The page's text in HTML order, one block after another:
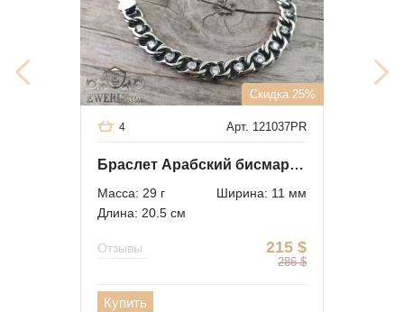
Скидка 25%
Арт. 121037PR
4
Браслет Арабский бисмарк с белыми камнями
Масса: 29 г
Ширина: 11 мм
Длина: 20.5 см
215 $
286 $
Отзывы
Купить